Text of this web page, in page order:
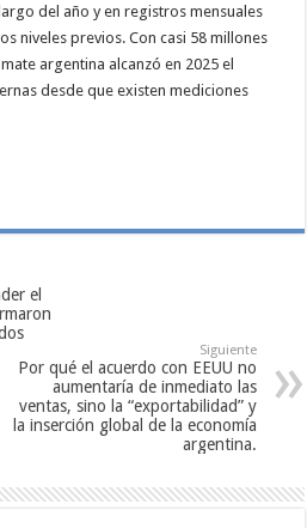
del año y en registros mensuales
niveles previos. Con casi 58 millones
argentina alcanzó en 2025 el
desde que existen mediciones
el
Siguiente
Por qué el acuerdo con EEUU no
aumentaría de inmediato las
ventas, sino la “exportabilidad” y
la inserción global de la economía
argentina.